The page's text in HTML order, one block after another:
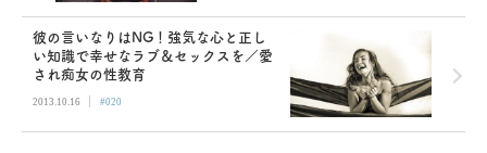
彼の言いなりはNG！強気な心と正し
い知識で幸せなラブ＆セックスを／愛
され痴女の性教育
2013.10.16 | #020